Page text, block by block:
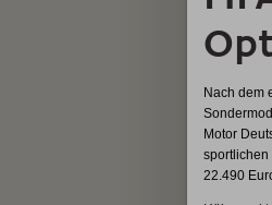
Nach dem
Motor
sportlichen
22.490